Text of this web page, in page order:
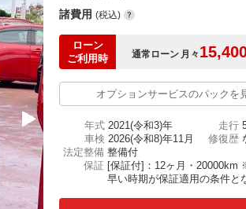
諸費用 (税込)
ローン
ご利用時
通常ローン 月々
オプションサービスのパックを
年式 2021(令和3)年 走行
車検 2026(令和8)年11月 修復歴
法定整備 整備付
保証 [保証付]：12ヶ月・20000km
早い時期が保証適用の条件と